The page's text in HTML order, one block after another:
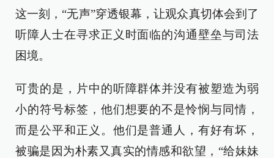
这一刻，“无声”穿透银幕，让观众真切体会到了
听障人士在寻求正义时面临的沟通壁垒与司法
困境。
可贵的是，片中的听障群体并没有被塑造为弱
小的符号标签，他们想要的不是怜悯与同情，
而是公平和正义。他们是普通人，有好有坏，
被骗是因为朴素又真实的情感和欲望，“给妹妹